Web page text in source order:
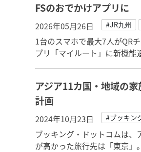
FSのおでかけアプリに
2026年05月26日 #JR九州
1台のスマホで最大7人がQR
プリ「マイルート」に新機能
アジア11カ国・地域の
計画
2024年10月23日 #ブッキン
ブッキング・ドットコムは
が高かった旅行先は「東京」